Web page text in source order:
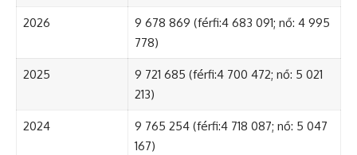
2026
9 678 869 (férfi:4 683 091; nő: 4 995
778)
2025
9 721 685 (férfi:4 700 472; nő: 5 021
213)
2024
9 765 254 (férfi:4 718 087; nő: 5 047
167)